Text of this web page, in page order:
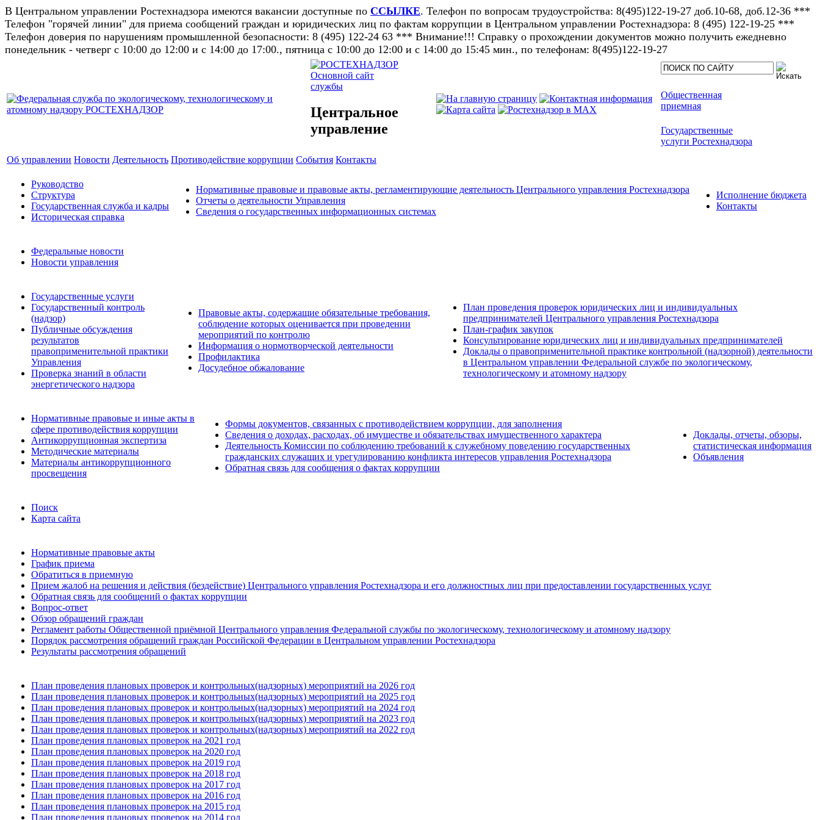
В Центральном управлении Ростехнадзора имеются вакансии доступные по ССЫЛКЕ. Телефон по вопросам трудоустройства: 8(495)122-19-27 доб.10-68, доб.12-36 ***
Телефон "горячей линии" для приема сообщений граждан и юридических лиц по фактам коррупции в Центральном управлении Ростехнадзора: 8 (495) 122-19-25 ***
Телефон доверия по нарушениям промышленной безопасности: 8 (495) 122-24 63 *** Внимание!!! Справку о прохождении документов можно получить ежедневно
понедельник - четверг с 10:00 до 12:00 и с 14:00 до 17:00., пятница с 10:00 до 12:00 и с 14:00 до 15:45 мин., по телефонам: 8(495)122-19-27​
Основной сайт
службы
Центральное
управление
Общественная
приемная
Государственные
услуги Ростехнадзора
Об управлении Новости Деятельность Противодействие коррупции События Контакты
Руководство
Структура
Государственная служба и кадры
Историческая справка
Нормативные правовые и правовые акты, регламентирующие деятельность Центрального управления Ростехнадзора
Отчеты о деятельности Управления
Сведения о государственных информационных системах
Исполнение бюджета
Контакты
Федеральные новости
Новости управления
Государственные услуги
Государственный контроль
(надзор)
Публичные обсуждения
результатов
правоприменительной практики
Управления
Проверка знаний в области
энергетического надзора
Правовые акты, содержащие обязательные требования,
соблюдение которых оценивается при проведении
мероприятий по контролю
Информация о нормотворческой деятельности
Профилактика
Досудебное обжалование
План проведения проверок юридических лиц и индивидуальных
предпринимателей Центрального управления Ростехнадзора
План-график закупок
Консультирование юридических лиц и индивидуальных предпринимателей
Доклады о правоприменительной практике контрольной (надзорной) деятельности
в Центральном управлении Федеральной службе по экологическому,
технологическому и атомному надзору
Нормативные правовые и иные акты в
сфере противодействия коррупции
Антикоррупционная экспертиза
Методические материалы
Материалы антикоррупционного
просвещения
Формы документов, связанных с противодействием коррупции, для заполнения
Сведения о доходах, расходах, об имуществе и обязательствах имущественного характера
Деятельность Комиссии по соблюдению требований к служебному поведению государственных
гражданских служащих и урегулированию конфликта интересов управления Ростехнадзора
Обратная связь для сообщения о фактах коррупции
Доклады, отчеты, обзоры,
статистическая информация
Объявления
Поиск
Карта сайта
Нормативные правовые акты
График приема
Обратиться в приемную
Прием жалоб на решения и действия (бездействие) Центрального управления Ростехнадзора и его должностных лиц при предоставлении государственных услуг
Обратная связь для сообщений о фактах коррупции
Вопрос-ответ
Обзор обращений граждан
Регламент работы Общественной приёмной Центрального управления Федеральной службы по экологическому, технологическому и атомному надзору
Порядок рассмотрения обращений граждан Российской Федерации в Центральном управлении Ростехнадзора
Результаты рассмотрения обращений
План проведения плановых проверок и контрольных(надзорных) мероприятий на 2026 год
План проведения плановых проверок и контрольных(надзорных) мероприятий на 2025 год
План проведения плановых проверок и контрольных(надзорных) мероприятий на 2024 год
План проведения плановых проверок и контрольных(надзорных) мероприятий на 2023 год
План проведения плановых проверок и контрольных(надзорных) мероприятий на 2022 год
План проведения плановых проверок на 2021 год
План проведения плановых проверок на 2020 год
План проведения плановых проверок на 2019 год
План проведения плановых проверок на 2018 год
План проведения плановых проверок на 2017 год
План проведения плановых проверок на 2016 год
План проведения плановых проверок на 2015 год
План проведения плановых проверок на 2014 год